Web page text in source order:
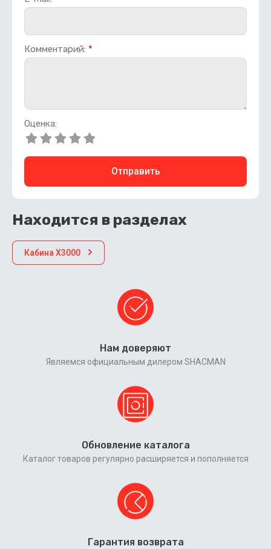
Комментарий: *
Оценка:
Отправить
Находится в разделах
Кабина X3000
Нам доверяют
Являемся официальным дилером SHACMAN
Обновление каталога
Каталог товаров регулярно расширяется и пополняется
Гарантия возврата